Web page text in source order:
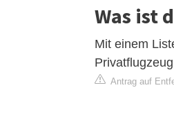
Was ist
Mit einem
Antrag auf